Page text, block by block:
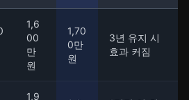
1,6
00
만
원
1,70
0만
원
3년 유지 시
효과 커짐
1,9